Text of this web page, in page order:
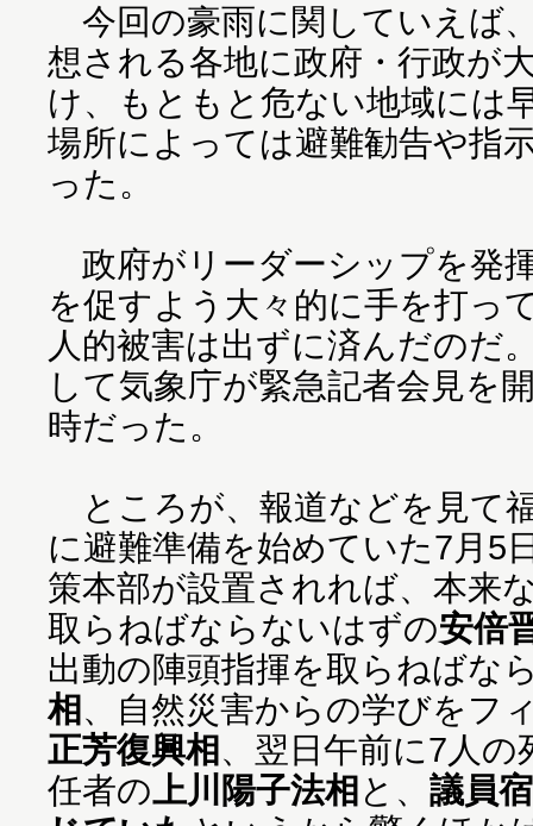
今回の豪雨に関していえば
想される各地に政府・行政が
け、もともと危ない地域には
場所によっては避難勧告や指
った。
政府がリーダーシップを発
を促すよう大々的に手を打っ
人的被害は出ずに済んだのだ
して気象庁が緊急記者会見を
時だった。
ところが、報道などを見て
に避難準備を始めていた7月5
策本部が設置されれば、本来
取らねばならないはずの安倍
出動の陣頭指揮を取らねばな
相、自然災害からの学びをフ
正芳復興相、翌日午前に7人
任者の上川陽子法相と、 議員